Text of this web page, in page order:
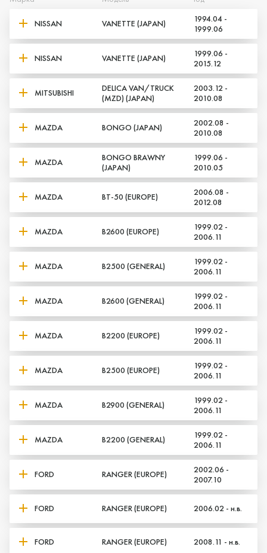
Да, верно Нет, выбрать другой
NISSAN VANETTE (JAPAN)
1994.04 -
1999.06
NISSAN VANETTE (JAPAN)
1999.06 -
2015.12
MITSUBISHI
DELICA VAN/TRUCK
(MZD) (JAPAN)
2003.12 -
2010.08
MAZDA BONGO (JAPAN)
2002.08 -
2010.08
MAZDA
BONGO BRAWNY
(JAPAN)
1999.06 -
2010.05
MAZDA BT-50 (EUROPE)
2006.08 -
2012.08
MAZDA B2600 (EUROPE)
1999.02 -
2006.11
MAZDA B2500 (GENERAL)
1999.02 -
2006.11
MAZDA B2600 (GENERAL)
1999.02 -
2006.11
MAZDA B2200 (EUROPE)
1999.02 -
2006.11
MAZDA B2500 (EUROPE)
1999.02 -
2006.11
MAZDA B2900 (GENERAL)
1999.02 -
2006.11
MAZDA B2200 (GENERAL)
1999.02 -
2006.11
FORD RANGER (EUROPE)
2002.06 -
2007.10
FORD RANGER (EUROPE) 2006.02 - н.в.
FORD RANGER (EUROPE) 2008.11 - н.в.